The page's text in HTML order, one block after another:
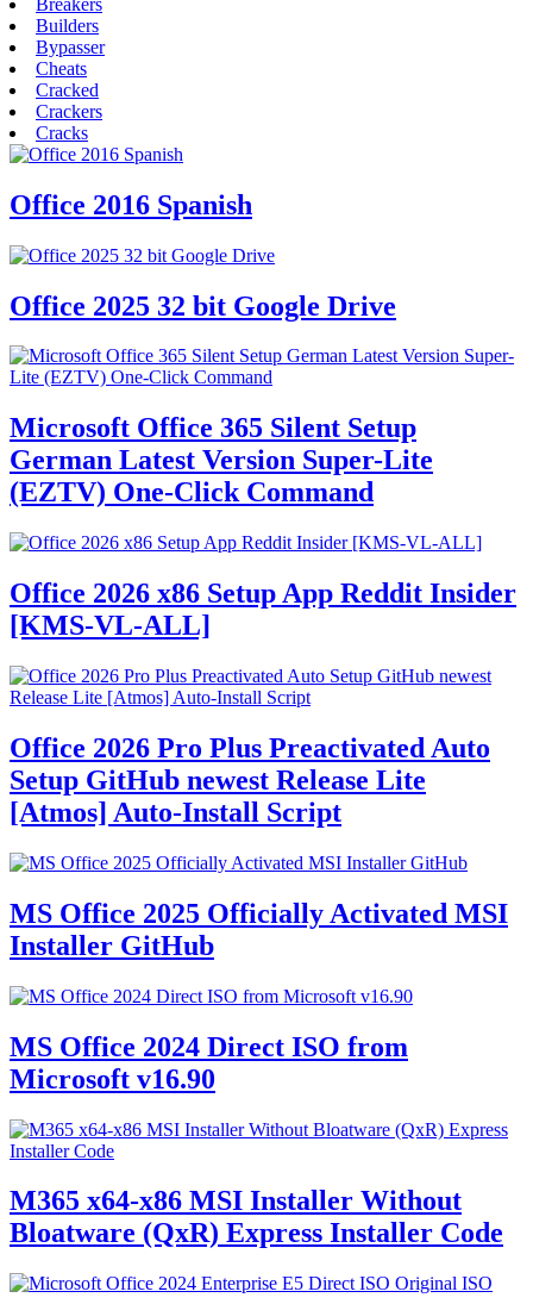
Builders
Bypasser
Cheats
Cracked
Crackers
Cracks
Office 2016 Spanish
Office 2025 32 bit Google Drive
Microsoft Office 365 Silent Setup
German Latest Version Super-Lite
(EZTV) One-Click Command
Office 2026 x86 Setup App Reddit Insider
[KMS-VL-ALL]
Office 2026 Pro Plus Preactivated Auto
Setup GitHub newest Release Lite
[Atmos] Auto-Install Script
MS Office 2025 Officially Activated MSI
Installer GitHub
MS Office 2024 Direct ISO from
Microsoft v16.90
M365 x64-x86 MSI Installer Without
Bloatware (QxR) Express Installer Code